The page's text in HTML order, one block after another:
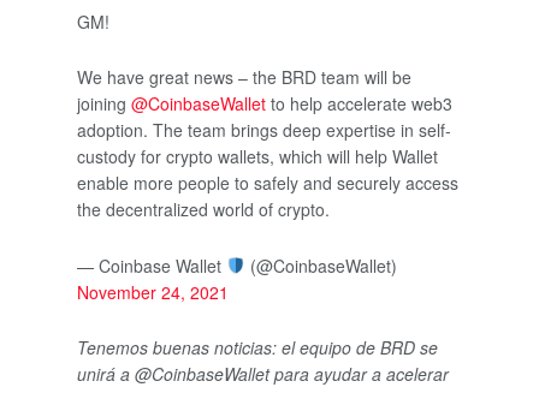
GM!
We have great news – the BRD team will be
joining @CoinbaseWallet to help accelerate web3
adoption. The team brings deep expertise in self-
custody for crypto wallets, which will help Wallet
enable more people to safely and securely access
the decentralized world of crypto.
— Coinbase Wallet
(@CoinbaseWallet)
November 24, 2021
Tenemos buenas noticias: el equipo de BRD se
unirá a @CoinbaseWallet para ayudar a acelerar